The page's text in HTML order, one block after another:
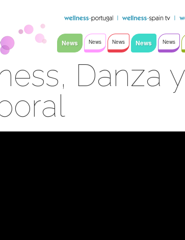
News News News News News
Danza y